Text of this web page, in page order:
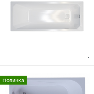
Новинка